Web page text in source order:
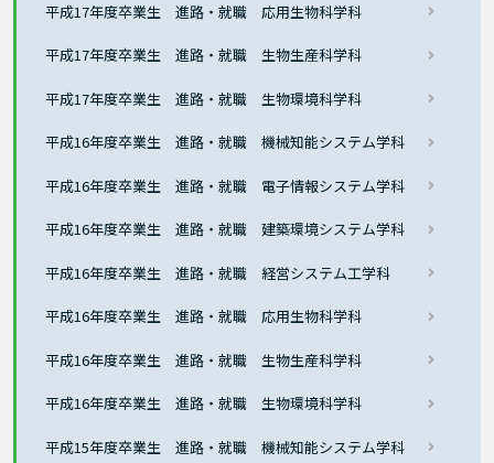
平成17年度卒業生 進路・就職 応用生物科学科
平成17年度卒業生 進路・就職 生物生産科学科
平成17年度卒業生 進路・就職 生物環境科学科
平成16年度卒業生 進路・就職 機械知能システム学科
平成16年度卒業生 進路・就職 電子情報システム学科
平成16年度卒業生 進路・就職 建築環境システム学科
平成16年度卒業生 進路・就職 経営システム工学科
平成16年度卒業生 進路・就職 応用生物科学科
平成16年度卒業生 進路・就職 生物生産科学科
平成16年度卒業生 進路・就職 生物環境科学科
平成15年度卒業生 進路・就職 機械知能システム学科